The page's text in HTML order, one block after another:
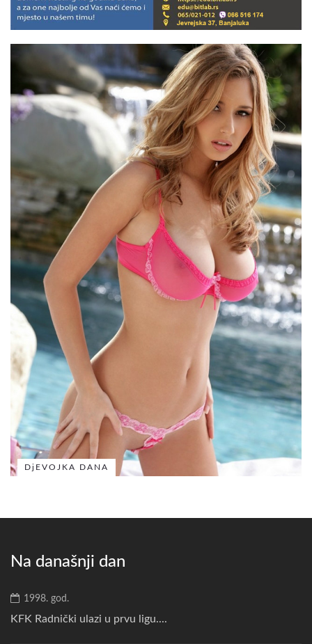
DjEVOJKA DANA
Na današnji dan
1998. god.
KFK Radnički ulazi u prvu ligu....